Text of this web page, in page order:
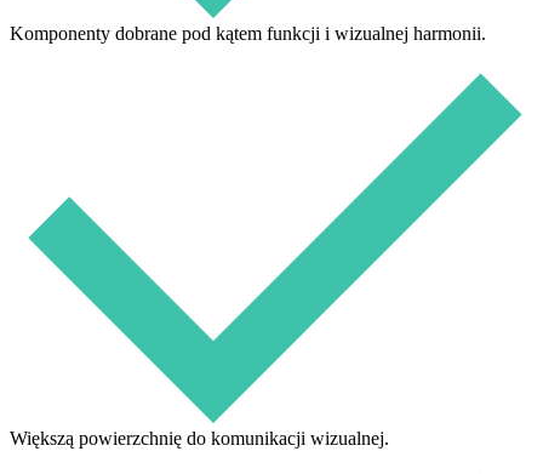
Komponenty dobrane pod kątem funkcji i wizualnej harmonii.
Większą powierzchnię do komunikacji wizualnej.